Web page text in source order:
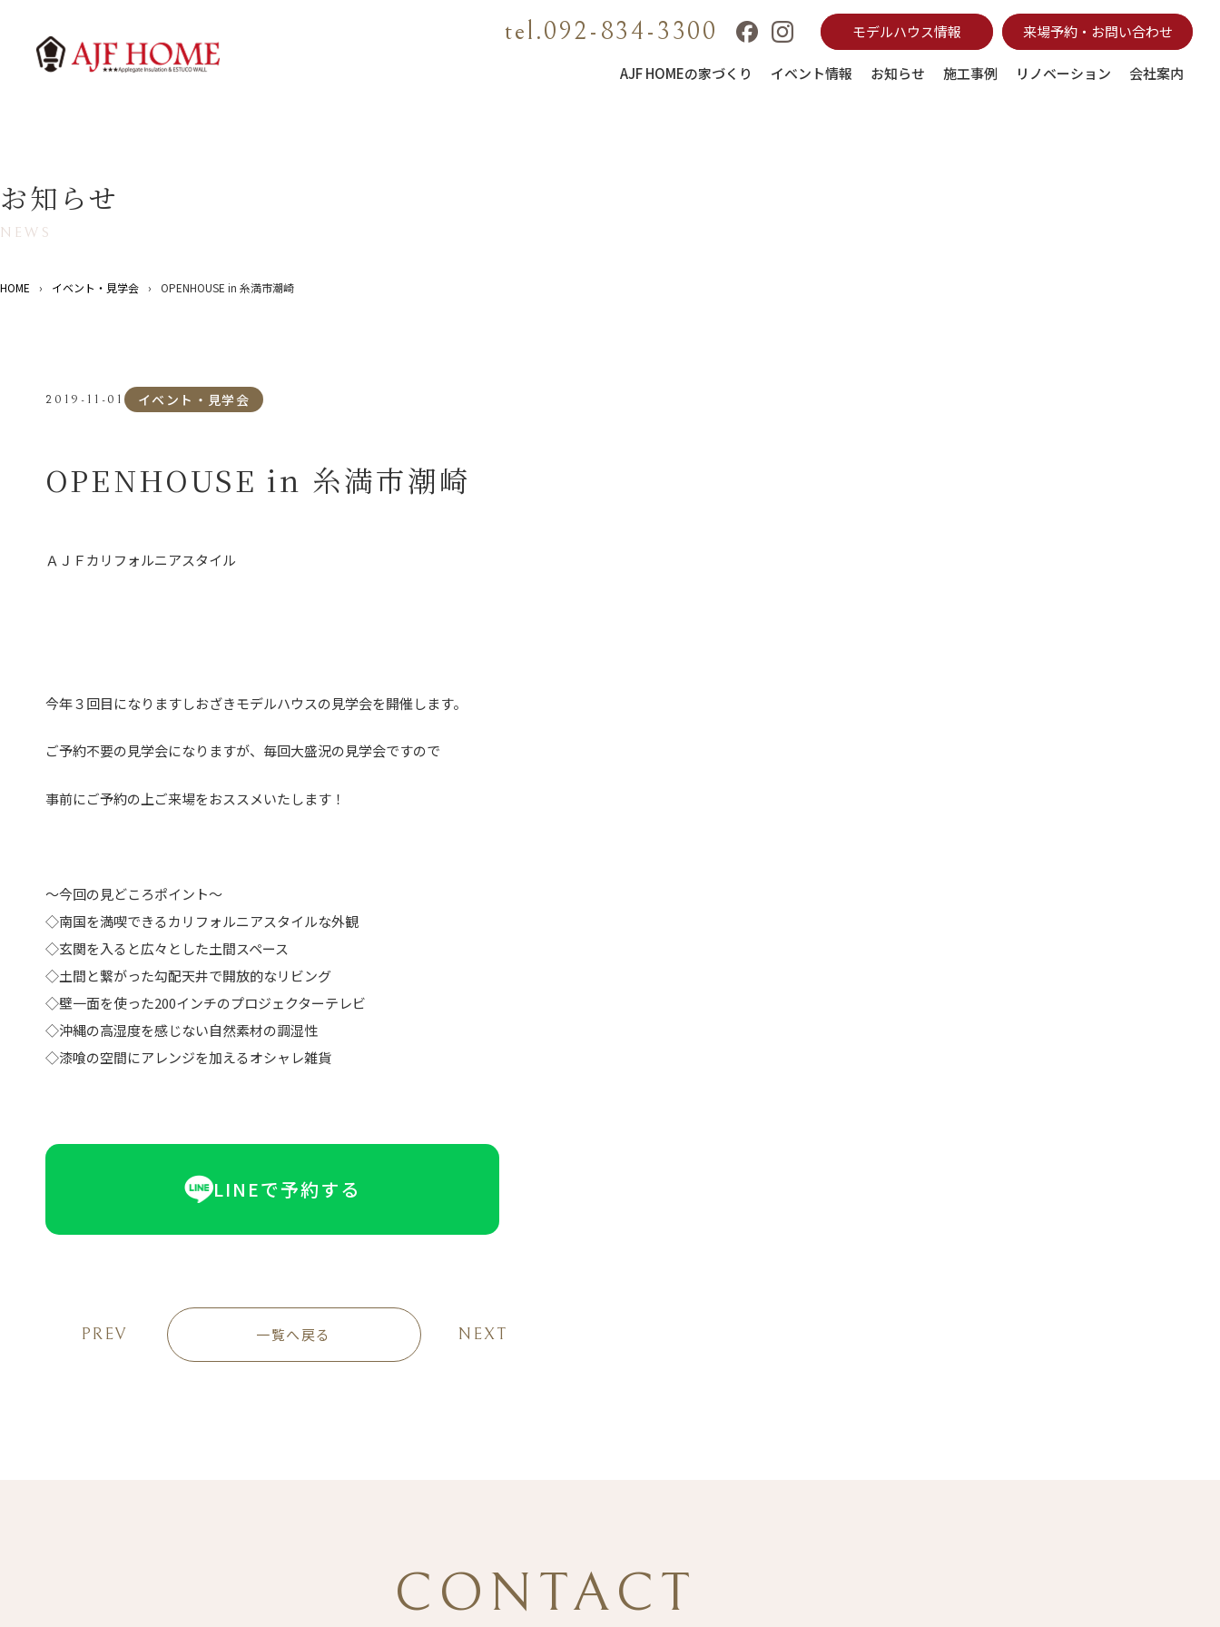
tel.092-834-3300 モデルハウス情報 来場予約・お問い合わせ
AJF HOMEの家づくり イベント情報 お知らせ 施工事例 リノベーション 会社案内
お知らせ
NEWS
HOME › イベント・見学会 › OPENHOUSE in 糸満市潮崎
2019-11-01 イベント・見学会
OPENHOUSE in 糸満市潮崎
ＡＪＦカリフォルニアスタイル
今年３回目になりますしおざきモデルハウスの見学会を開催します。
ご予約不要の見学会になりますが、毎回大盛況の見学会ですので
事前にご予約の上ご来場をおススメいたします！
〜今回の見どころポイント〜
◇南国を満喫できるカリフォルニアスタイルな外観
◇玄関を入ると広々とした土間スペース
◇土間と繋がった勾配天井で開放的なリビング
◇壁一面を使った200インチのプロジェクターテレビ
◇沖縄の高湿度を感じない自然素材の調湿性
◇漆喰の空間にアレンジを加えるオシャレ雑貨
LINEで予約する
PREV 一覧へ戻る NEXT
CONTACT